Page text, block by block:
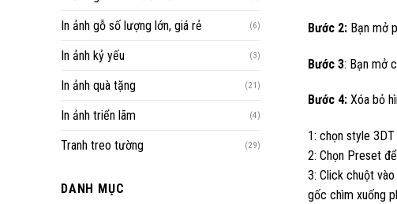
In ảnh gỗ số lượng lớn, giá rẻ (6)
In ảnh kỷ yếu (3)
In ảnh quà tặng (21)
In ảnh triển lãm (4)
Tranh treo tường (29)
DANH MỤC
Bước 2:Bạn mở
Bước 3: Bạn mở
Bước 4:Xóa bỏ
1: chọn style
2: Chọn Preset
3: Click chuột
gốc chìm xuống